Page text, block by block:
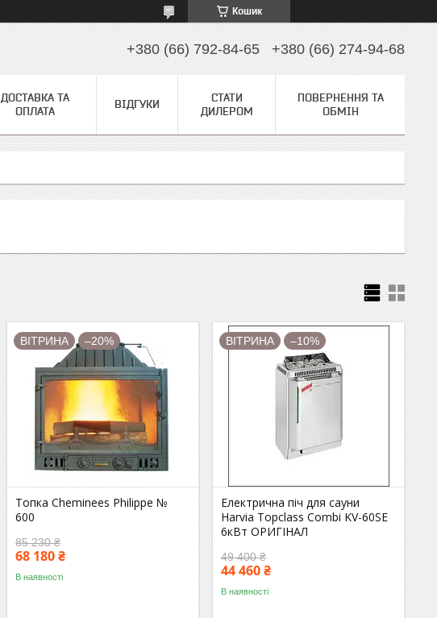
Кошик
+380 (66) 792-84-65 +380 (66) 274-94-68
ДОСТАВКА ТА
ОПЛАТА
ВІДГУКИ
СТАТИ
ДИЛЕРОМ
ПОВЕРНЕННЯ ТА
ОБМІН
ВІТРИНА –20%
Топка Cheminees Philippe №
600
85 230 ₴
68 180 ₴
В наявності
ВІТРИНА –10%
Електрична піч для сауни
Harvia Topclass Combi KV-60SE
6кВт ОРИГІНАЛ
49 400 ₴
44 460 ₴
В наявності